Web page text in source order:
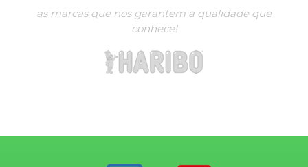
as marcas que nos garantem a qualidade que
conhece!